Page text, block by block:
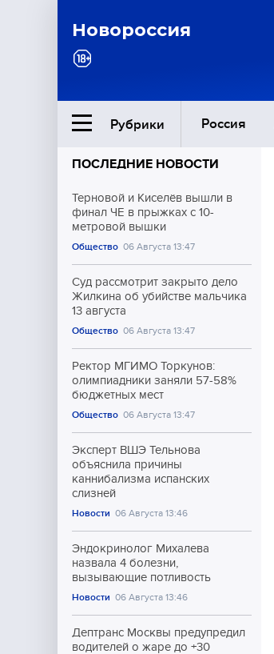
Новороссия
Рубрики Россия
Ближний Восток
Общество
Культура
ПОСЛЕДНИЕ НОВОСТИ
Терновой и Киселёв вышли в
финал ЧЕ в прыжках с 10-
метровой вышки
Общество 06 Августа 13:47
Суд рассмотрит закрыто дело
Жилкина об убийстве мальчика
13 августа
Общество 06 Августа 13:47
Ректор МГИМО Торкунов:
олимпиадники заняли 57-58%
бюджетных мест
Общество 06 Августа 13:47
Эксперт ВШЭ Тельнова
объяснила причины
каннибализма испанских
слизней
Новости 06 Августа 13:46
Эндокринолог Михалева
назвала 4 болезни,
вызывающие потливость
Новости 06 Августа 13:46
Дептранс Москвы предупредил
водителей о жаре до +30